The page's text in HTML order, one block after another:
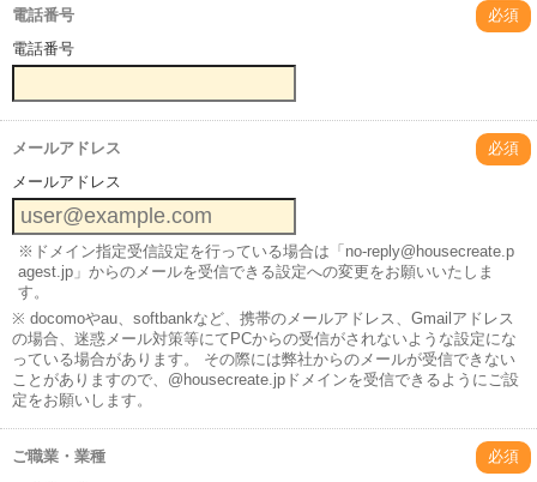
電話番号
必須
電話番号
メールアドレス
必須
メールアドレス
※ドメイン指定受信設定を行っている場合は「no-reply@housecreate.p
agest.jp」からのメールを受信できる設定への変更をお願いいたしま
す。
※ docomoやau、softbankなど、携帯のメールアドレス、Gmailアドレス
の場合、迷惑メール対策等にてPCからの受信がされないような設定にな
っている場合があります。 その際には弊社からのメールが受信できない
ことがありますので、@housecreate.jpドメインを受信できるようにご設
定をお願いします。
ご職業・業種
必須